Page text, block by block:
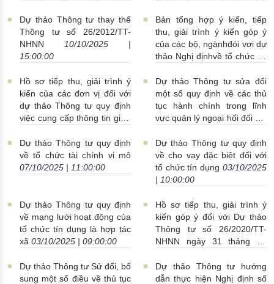
16:55:00
đổi, bổ sung bởi Nghị định
232/2025/NĐ-CP
15/10/2025 | 10:00:00
Dự thảo Thông tư thay thế
Thông tư số 26/2012/TT-
NHNN
10/10/2025 |
15:00:00
Bản tổng hợp ý kiến, tiếp
thu, giải trình ý kiến góp ý
của các bộ, ngànhđói vơi dự
thảo Nghị địnhvề tổ chức và
ngân hàng
09/10/2025 |
09:00:00
Hồ sơ tiếp thu, giải trình ý
kiến của các đơn vị đối với
dự thảo Thông tư quy định
việc cung cấp thông tin giữa
thế thông tư số 34/2016/TT-
NHNN)
08/10/2025 |
17:00:00
Dự thảo Thông tư sửa đổi
một số quy định về các thủ
tục hành chính trong lĩnh
vực quản lý ngoại hối đối với
08/10/2025 | 15:00:00
Dự thảo Thông tư quy định
về tổ chức tài chính vi mô
07/10/2025 | 11:00:00
Dự thảo Thông tư quy định
về cho vay đặc biệt đối với
tổ chức tín dụng 03/10/2025
| 10:00:00
Dự thảo Thông tư quy định
về mạng lưới hoạt động của
tổ chức tín dụng là hợp tác
xã 03/10/2025 | 09:00:00
Hồ sơ tiếp thu, giải trình ý
kiến góp ý đối với Dự thảo
Thông tư số 26/2020/TT-
NHNN ngày 31 tháng 12
Ngân hàng Nhà nước Việt
Nam quy định việc phát
Dự thảo Thông tư Sử đổi, bổ
sung một số điều về thủ tục
Dự thảo Thông tư hướng
dẫn thực hiện Nghị định số